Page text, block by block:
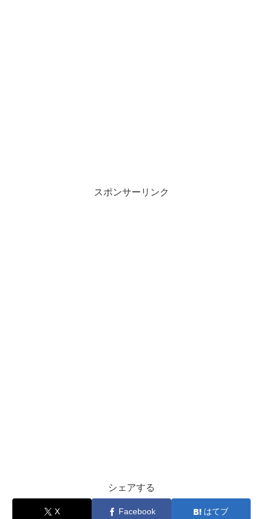
スポンサーリンク
シェアする
X Facebook はてブ